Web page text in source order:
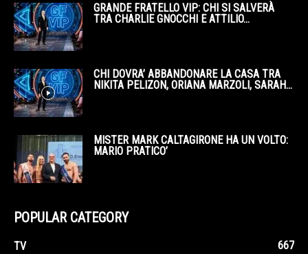
GRANDE FRATELLO VIP: CHI SI SALVERÀ
TRA CHARLIE GNOCCHI E ATTILIO...
CHI DOVRA’ ABBANDONARE LA CASA TRA
NIKITA PELIZON, ORIANA MARZOLI, SARAH...
MISTER MARK CALTAGIRONE HA UN VOLTO:
MARIO PRATICO’
POPULAR CATEGORY
TV 667